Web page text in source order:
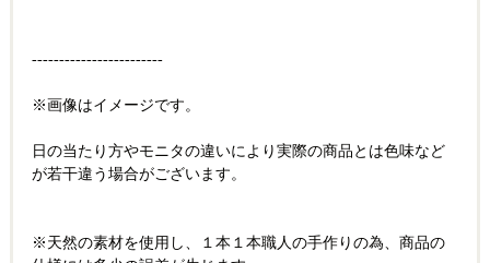
------------------------
※画像はイメージです。
日の当たり方やモニタの違いにより実際の商品とは色味など
が若干違う場合がございます。
※天然の素材を使用し、１本１本職人の手作りの為、商品の